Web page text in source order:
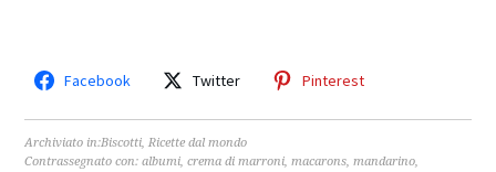
Facebook Twitter Pinterest
Archiviato in:Biscotti,Ricette dal mondo
Contrassegnato con:albumi,crema di marroni,macarons,mandarino,